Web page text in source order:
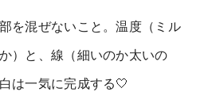
を混ぜないこと。温度（ミル
）と、線（細いのか太いの
は一気に完成する🤍